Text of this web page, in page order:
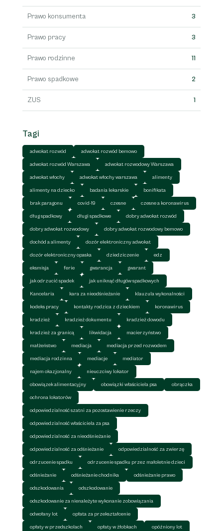
Prawo konsumenta 3
Prawo pracy 3
Prawo rodzinne 11
Prawo spadkowe 2
ZUS 1
Tagi
adwokat rozwód adwokat rozwód bemowo
adwokat rozwód Warszawa adwokat rozwodowy Warszawa
adwokat włochy adwokat włochy warszawa alimenty
alimenty na dziecko badania lekarskie bonifikata
brak paragonu covid-19 czesne czesne a koronawirus
dług spadkowy długi spadkowe dobry adwokat rozwód
dobry adwokat rozwodowy dobry adwokat rozwodowy bemowo
dochód a alimenty dozór elektroniczny adwokat
dozór elektroniczny opaska dziedziczenie edz
eksmisja ferie gwarancja gwarant
jak odrzucić spadek jak uniknąć długów spadkowych
Kancelaria kara za nieodśnieżanie klauzula wykonalności
kodeks pracy kontakty rodzica z dzieckiem koronawirus
kradzież kradzież dokumentu kradzież dowodu
kradzież za granicą likwidacja macierzyństwo
małżeństwo mediacja mediacja przed rozwodem
mediacja rodzinna mediacje mediator
najem okazjonalny nieuczciwy lokator
obowiązek alimentacyjny obowiązki właściciela psa obrączka
ochrona lokatorów
odpowiedzialność szatni za pozostawienie rzeczy
odpowiedzialność właściciela za psa
odpowiedzialność za nieodśnieżanie
odpowiedzialność za odśnieżanie odpowiedzialność za zwierzę
odrzucenie spadku odrzucenie spadku przez małoletnie dzieci
odśnieżanie odśnieżanie chodnika odśnieżanie prawo
odszkodowania odszkodowanie
odszkodowanie za nienależyte wykonanie zobowiązania
odwołany lot opłata za przekształcenie
opłaty w przedszkolach opłaty w żłobkach opóźniony lot